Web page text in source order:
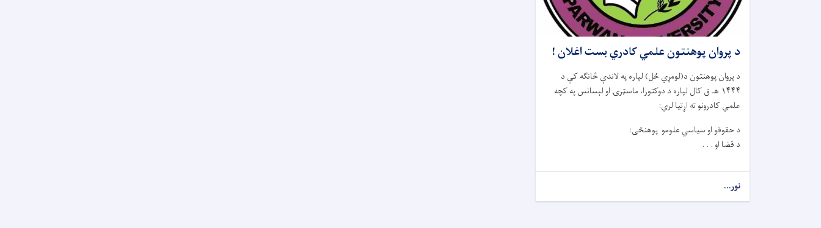
د پروان پوهنتون علمي کادري بست اغلان !
د پروان پوهنتون د(لومړي ځل) لپاره په لاندې څانګه کې د
۱۴۴۴ هـ ق کال لپاره د دوکتورا، ماسټرۍ او لېسانس په کچه
علمي کادرونو ته اړتیا لري:
د حقوقو او سیاسي علومو پوهنځی:
د قضا او . . .
نور...